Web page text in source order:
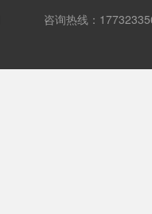
咨询热线：